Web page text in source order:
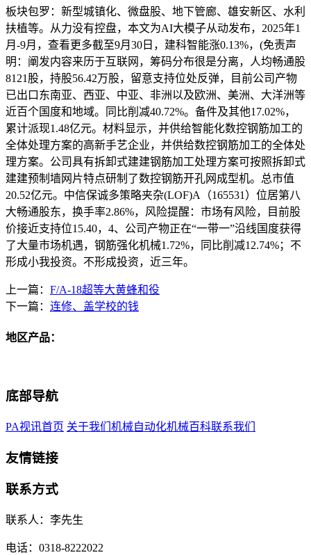
板块包罗：新型城镇化、微盘股、地下管廊、雄安新区、水利
扶植等。从力没有控盘，本文为AI大模子从动发布，2025年1
月-9月，查看更多截至9月30日，建科智能涨0.13%，(免责声
明：阐发内容来历于互联网，筹码分布很是分离，人均畅通股
8121股，持股56.42万股，留意支持位处反弹，目前公司产物
已出口东南亚、西亚、中亚、非洲以及欧洲、美洲、大洋洲等
近百个国度和地域。同比削减40.72%。备件及其他17.02%，
累计派现1.48亿元。材料显示，并供给智能化数控钢筋加工的
全体处理方案的高新手艺企业，并供给数控钢筋加工的全体处
理方案。公司具有拆卸式建建钢筋加工处理方案可按照拆卸式
建建预制墙网片特点研制了数控钢筋开孔网成型机。总市值
20.52亿元。中信保诚多策略夹杂(LOF)A（165531）位居第八
大畅通股东，换手率2.86%，风险提醒：市场有风险，目前股
价接近支持位15.40，4、公司产物正在“一带一”沿线国度获得
了大量市场机遇，钢筋强化机械1.72%，同比削减12.74%；不
形成小我投资。不形成投资，近三年。
上一篇： F/A-18超等大黄蜂和役
下一篇： 连修、盖学校的钱
地区产品：
底部导航
PA视讯首页 关于我们 机械自动化机械百科联系我们
友情链接
联系方式
联系人：李先生
电话：0318-8222022